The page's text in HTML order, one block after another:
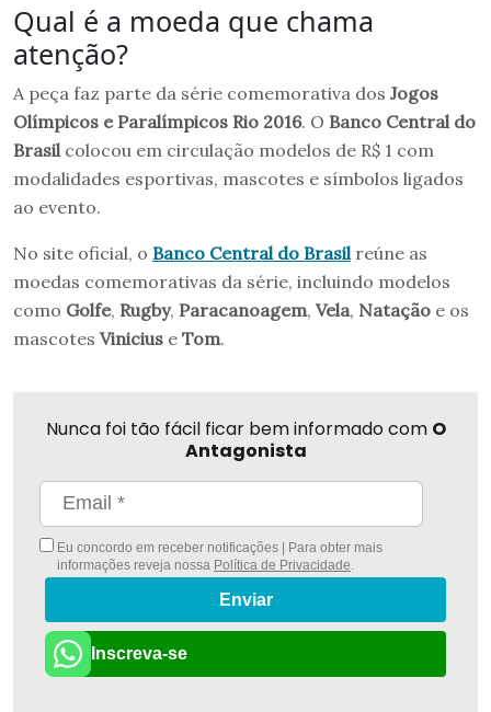
Qual é a moeda que chama
atenção?
A peça faz parte da série comemorativa dos Jogos
Olímpicos e Paralímpicos Rio 2016. O Banco Central do
Brasil colocou em circulação modelos de R$ 1 com
modalidades esportivas, mascotes e símbolos ligados
ao evento.
No site oficial, o Banco Central do Brasil reúne as
moedas comemorativas da série, incluindo modelos
como Golfe, Rugby, Paracanoagem, Vela, Natação e os
mascotes Vinicius e Tom.
Nunca foi tão fácil ficar bem informado com O
Antagonista
Eu concordo em receber notificações | Para obter mais
informações reveja nossa Política de Privacidade
Enviar
Inscreva-se